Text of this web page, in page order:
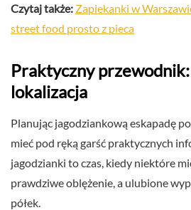
Czytaj także: Zapiekanki w
street food prosto z pieca
Praktyczny przewodnik:
lokalizacja
Planując jagodziankową eskapadę
mieć pod ręką garść praktycznych
jagodzianki to czas, kiedy niektóre
prawdziwe oblężenie, a ulubione
półek.